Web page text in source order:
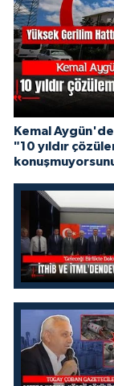
Kemal
"10 yıldır